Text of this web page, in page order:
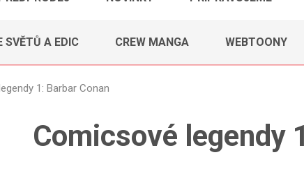
SVĚTŮ A EDIC CREW MANGA WEBTOONY
1: Barbar Conan
Comicsové legendy